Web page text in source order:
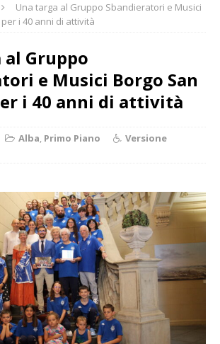
Una targa al Gruppo Sbandieratori e Musici
i 40 anni di attività
Gruppo
e Musici Borgo San
i 40 anni di attività
Alba, Primo Piano
Versione